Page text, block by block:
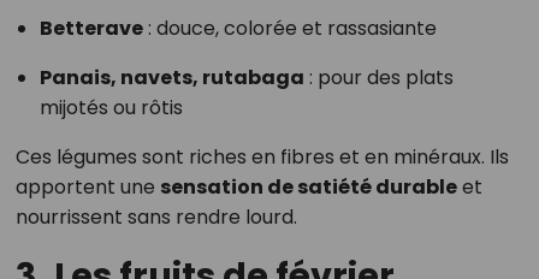
Betterave: douce, colorée et rassasiante
Panais, navets, rutabaga : pour des plats
mijotés ou rôtis
Ces légumes sont riches en fibres et en minéraux. Ils
apportent une sensation de satiété durableet
nourrissent sans rendre lourd.